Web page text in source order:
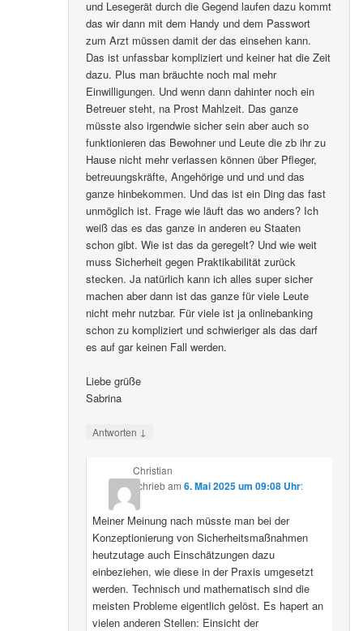
und Lesegerät durch die Gegend laufen dazu kommt
das wir dann mit dem Handy und dem Passwort
zum Arzt müssen damit der das einsehen kann.
Das ist unfassbar kompliziert und keiner hat die Zeit
dazu. Plus man bräuchte noch mal mehr
Einwilligungen. Und wenn dann dahinter noch ein
Betreuer steht, na Prost Mahlzeit. Das ganze
müsste also irgendwie sicher sein aber auch so
funktionieren das Bewohner und Leute die zb ihr zu
Hause nicht mehr verlassen können über Pfleger,
betreuungskräfte, Angehörige und und und das
ganze hinbekommen. Und das ist ein Ding das fast
unmöglich ist. Frage wie läuft das wo anders? Ich
weiß das es das ganze in anderen eu Staaten
schon gibt. Wie ist das da geregelt? Und wie weit
muss Sicherheit gegen Praktikabilität zurück
stecken. Ja natürlich kann ich alles super sicher
machen aber dann ist das ganze für viele Leute
nicht mehr nutzbar. Für viele ist ja onlinebanking
schon zu kompliziert und schwieriger als das darf
es auf gar keinen Fall werden.
Liebe grüße
Sabrina
Antworten ↓
Christian
schriebam 6. Mai 2025 um 09:08 Uhr:
Meiner Meinung nach müsste man bei der
Konzeptionierung von Sicherheitsmaßnahmen
heutzutage auch Einschätzungen dazu
einbeziehen, wie diese in der Praxis umgesetzt
werden. Technisch und mathematisch sind die
meisten Probleme eigentlich gelöst. Es hapert an
vielen anderen Stellen: Einsicht der